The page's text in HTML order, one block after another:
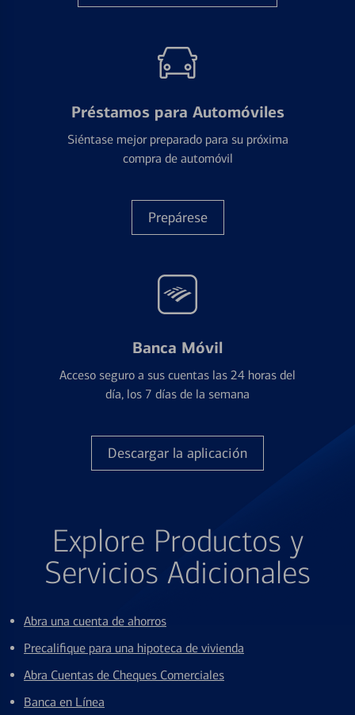
Préstamos para Automóviles
Siéntase mejor preparado para su próxima
compra de automóvil
Prepárese
Banca Móvil
Acceso seguro a sus cuentas las 24 horas del
día, los 7 días de la semana
Descargar la aplicación
Explore Productos y
Servicios Adicionales
Abra una cuenta de ahorros
Precalifique para una hipoteca de vivienda
Abra Cuentas de Cheques Comerciales
Banca en Línea